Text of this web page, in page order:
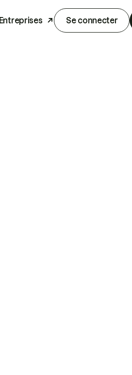
Entreprises Se connecter